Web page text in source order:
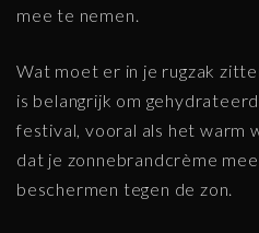
mee te nemen.
Wat moet er in je rugzak
is belangrijk om
festival, vooral als het warm
dat je zonnebrandcrème
beschermen tegen de zon.